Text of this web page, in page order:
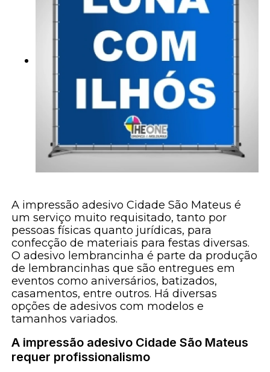
A impressão adesivo Cidade São Mateus é
um serviço muito requisitado, tanto por
pessoas físicas quanto jurídicas, para
confecção de materiais para festas diversas.
O adesivo lembrancinha é parte da produção
de lembrancinhas que são entregues em
eventos como aniversários, batizados,
casamentos, entre outros. Há diversas
opções de adesivos com modelos e
tamanhos variados.
A impressão adesivo Cidade São Mateus
requer profissionalismo